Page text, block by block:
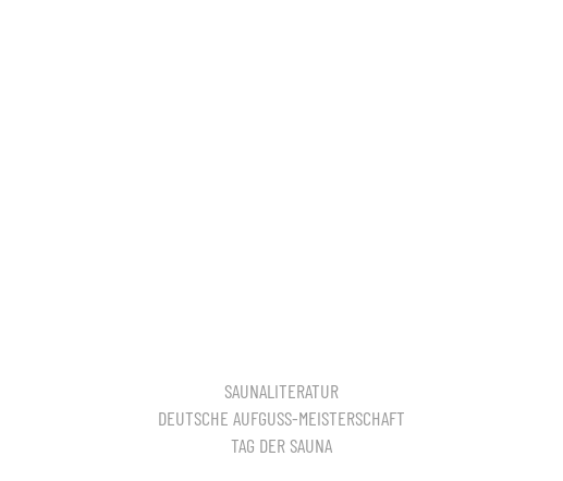
SAUNALITERATUR
DEUTSCHE AUFGUSS-MEISTERSCHAFT
TAG DER SAUNA